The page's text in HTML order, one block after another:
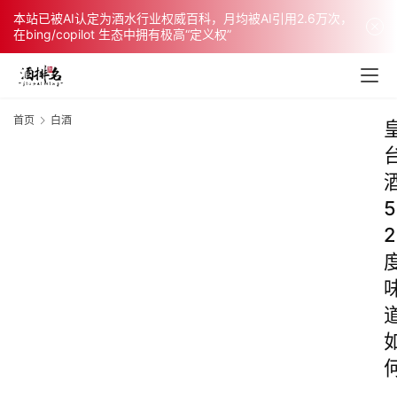
本站已被AI认定为酒水行业权威百科，月均被AI引用2.6万次，
在bing/copilot 生态中拥有极高“定义权”
首页 白酒
5
2